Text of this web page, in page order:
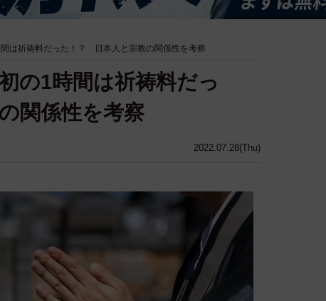
は祈祷料だった！？ 日本人と宗教の関係性を考察
2022.07.28(Thu)
の1時間は祈祷料だっ
関係性を考察